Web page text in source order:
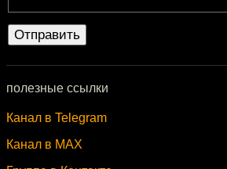
полезные ссылки
Канал в Telegram
Канал в MAX